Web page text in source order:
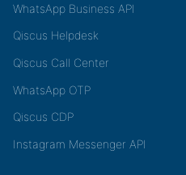
WhatsApp Business API
Qiscus Helpdesk
Qiscus Call Center
WhatsApp OTP
Qiscus CDP
Instagram Messenger API